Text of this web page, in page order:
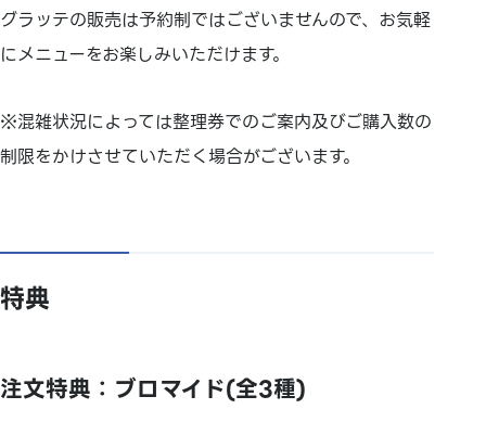
グラッテの販売は予約制ではございませんので、お気軽
にメニューをお楽しみいただけます。
※混雑状況によっては整理券でのご案内及びご購入数の
制限をかけさせていただく場合がございます。
特典
注文特典：ブロマイド(全3種)